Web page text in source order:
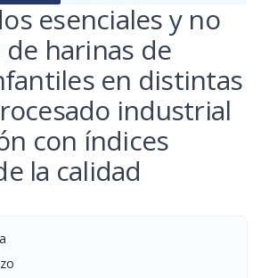
esenciales y no
de harinas de
en distintas
industrial
con índices
la calidad